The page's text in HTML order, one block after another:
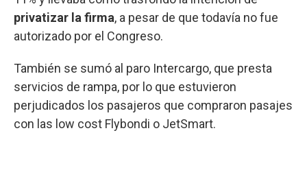
privatizar la firma, a pesar de que todavía no fue
autorizado por el Congreso.
También se sumó al paro Intercargo, que presta
servicios de rampa, por lo que estuvieron
perjudicados los pasajeros que compraron pasajes
con las low cost Flybondi o JetSmart.